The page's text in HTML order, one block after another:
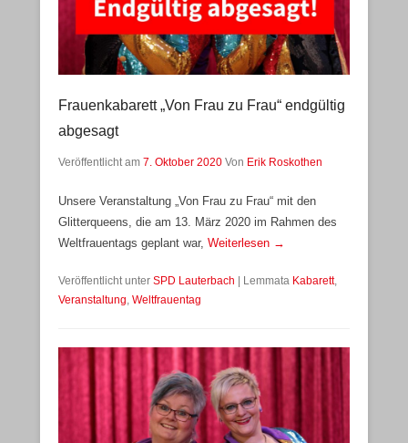
Frauenkabarett „Von Frau zu Frau“ endgültig
abgesagt
Veröffentlicht am 7. Oktober 2020 Von Erik Roskothen
Unsere Veranstaltung „Von Frau zu Frau“ mit den
Glitterqueens, die am 13. März 2020 im Rahmen des
Weltfrauentags geplant war, Weiterlesen →
Veröffentlicht unter SPD Lauterbach Lemmata Kabarett,
Veranstaltung, Weltfrauentag